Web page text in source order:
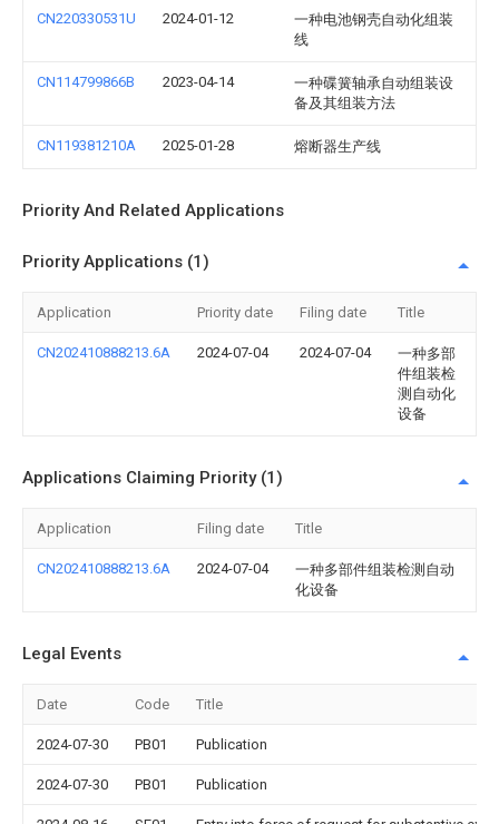
CN220330531U 2024-01-12
一种电池钢壳自动化组装
线
CN114799866B 2023-04-14
一种碟簧轴承自动组装设
备及其组装方法
CN119381210A 2025-01-28 熔断器生产线
Priority And Related Applications
Priority Applications (1)
Application Priority date Filing date Title
CN202410888213.6A 2024-07-04 2024-07-04
一种多部
件组装检
测自动化
设备
Applications Claiming Priority (1)
Application Filing date Title
CN202410888213.6A 2024-07-04
一种多部件组装检测自动
化设备
Legal Events
Date Code Title
2024-07-30 PB01 Publication
2024-07-30 PB01 Publication